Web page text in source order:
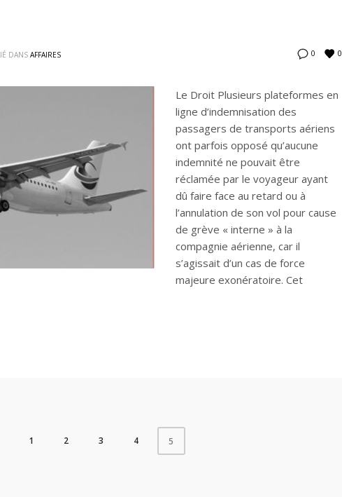
0 0
DANS AFFAIRES
Le Droit Plusieurs plateformes en
ligne d’indemnisation des
passagers de transports aériens
ont parfois opposé qu’aucune
indemnité ne pouvait être
réclamée par le voyageur ayant
dû faire face au retard ou à
l’annulation de son vol pour cause
de grève « interne » à la
compagnie aérienne, car il
s’agissait d’un cas de force
majeure exonératoire. Cet
1 2 3 4 5